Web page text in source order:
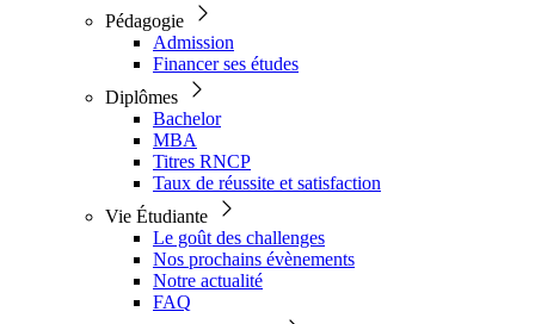
Pédagogie
Admission
Financer ses études
Diplômes
Bachelor
MBA
Titres RNCP
Taux de réussite et satisfaction
Vie Étudiante
Le goût des challenges
Nos prochains évènements
Notre actualité
FAQ